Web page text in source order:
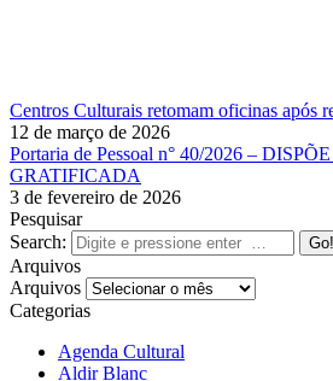
Centros Culturais retomam oficinas após
12 de março de 2026
Portaria de Pessoal n° 40/2026 –
GRATIFICADA
3 de fevereiro de 2026
Pesquisar
Search:
Arquivos
Arquivos
Categorias
Agenda Cultural
Aldir Blanc